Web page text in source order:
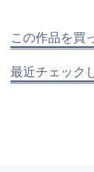
この作品を買
最近チェック